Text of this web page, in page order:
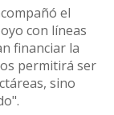
el
con líneas
financiar la
permitirá ser
sino